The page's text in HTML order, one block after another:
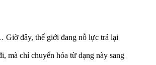
Giờ đây, thế giới đang nỗ lực trả lại
mà chỉ chuyển hóa từ dạng này sang